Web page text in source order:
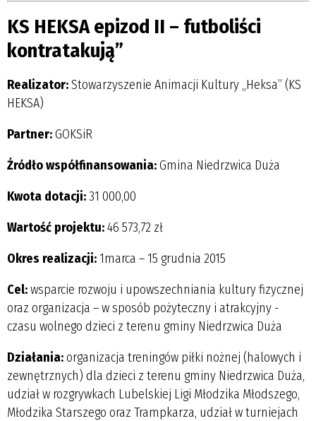
KS HEKSA epizod II – futboliści
kontratakują”
Realizator:Stowarzyszenie Animacji Kultury „Heksa” (KS
HEKSA)
Partner:GOKSiR
Źródło współfinansowania:Gmina Niedrzwica Duża
Kwota dotacji:31 000,00
Wartość projektu:46 573,72 zł
Okres realizacji: 1marca – 15 grudnia 2015
Cel:wsparcie rozwoju i upowszechniania kultury fizycznej
oraz organizacja – w sposób pożyteczny i atrakcyjny -
czasu wolnego dzieci z terenu gminy Niedrzwica Duża
Działania:organizacja treningów piłki nożnej (halowych i
zewnętrznych) dla dzieci z terenu gminy Niedrzwica Duża,
udział w rozgrywkach Lubelskiej Ligi Młodzika Młodszego,
Młodzika Starszego oraz Trampkarza, udział w turniejach